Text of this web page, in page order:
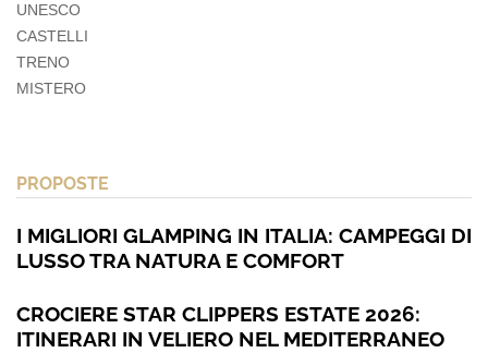
UNESCO
CASTELLI
TRENO
MISTERO
PROPOSTE
I MIGLIORI GLAMPING IN ITALIA: CAMPEGGI DI
LUSSO TRA NATURA E COMFORT
CROCIERE STAR CLIPPERS ESTATE 2026:
ITINERARI IN VELIERO NEL MEDITERRANEO